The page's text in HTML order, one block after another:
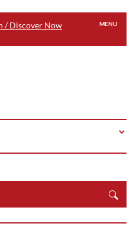
/ Discover Now MENU